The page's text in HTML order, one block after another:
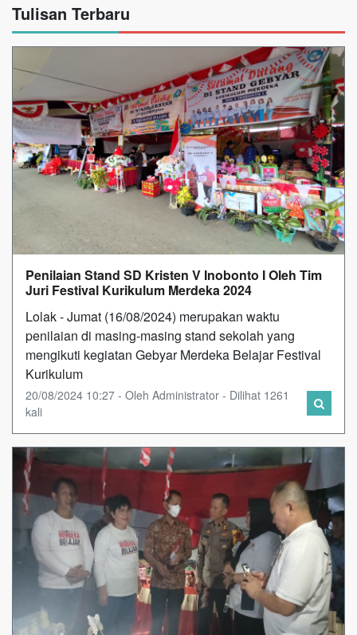
Tulisan Terbaru
Penilaian Stand SD Kristen V Inobonto I Oleh Tim
Juri Festival Kurikulum Merdeka 2024
Lolak - Jumat (16/08/2024) merupakan waktu
penilaian di masing-masing stand sekolah yang
mengikuti kegiatan Gebyar Merdeka Belajar Festival
Kurikulum
20/08/2024 10:27 - Oleh Administrator - Dilihat 1261
kali